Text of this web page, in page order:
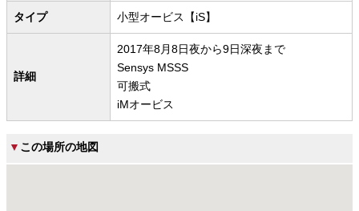
タイプ 小型オービス【iS】
詳細
2017年8月8日夜から9日深夜まで
Sensys MSSS
可搬式
iMオービス
▼ この場所の地図